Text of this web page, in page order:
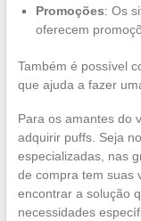
Promoções: Os
oferecem
Também é possível
que ajuda a fazer
Para os amantes do
adquirir puffs. Seja
especializadas, nas
de compra tem suas
encontrar a solução
necessidades